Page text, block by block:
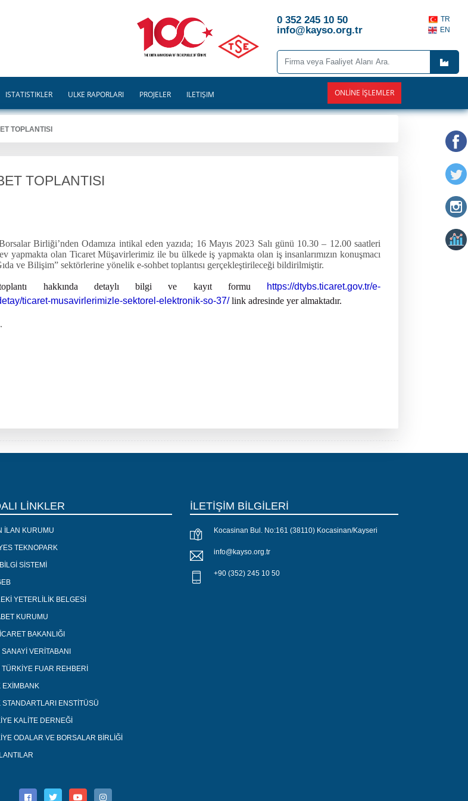
0 352 245 10 50
info@kayso.org.tr
TR
EN
İSTATİSTİKLER ÜLKE RAPORLARI PROJELER İLETİŞİM ONLINE İŞLEMLER
TOPLANTISI
TOPLANTISI
Birliği’nden Odamıza intikal eden yazıda; 16 Mayıs 2023 Salı günü 10.30 – 12.00 saatleri
yapmakta olan Ticaret Müşavirlerimiz ile bu ülkede iş yapmakta olan iş insanlarımızın konuşmacı
ve Bilişim” sektörlerine yönelik e-sohbet toplantısı gerçekleştirileceği bildirilmiştir.
hakkında detaylı bilgi ve kayıt formu
https://dtybs.ticaret.gov.tr/e-
ticaret-musavirlerimizle-sektorel-elektronik-so-37/ link adresinde yer almaktadır.
LİNKLER
İLAN KURUMU
TEKNOPARK
SİSTEMİ
YETERLİLİK BELGESİ
KURUMU
BAKANLIĞI
VERİTABANI
TÜRKİYE FUAR REHBERİ
EXİMBANK
STANDARTLARI ENSTİTÜSÜ
KALİTE DERNEĞİ
ODALAR VE BORSALAR BİRLİĞİ
İLETİŞİM BİLGİLERİ
Kocasinan Bul. No:161 (38110) Kocasinan/Kayseri
info@kayso.org.tr
+90 (352) 245 10 50